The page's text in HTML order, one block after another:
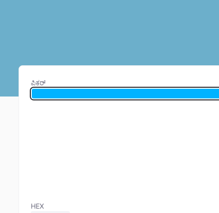
ಪಿಕರ್
HEX